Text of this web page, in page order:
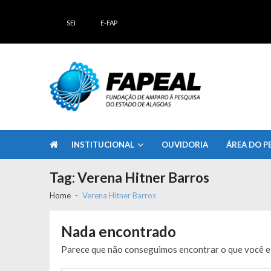
SEI E-FAP
INSTITUCIONAL OUVIDORIA ÁREA DO
Tag:Verena Hitner Barros
Home Verena Hitner Barros
Nada encontrado
Parece que não conseguimos encontrar o que você